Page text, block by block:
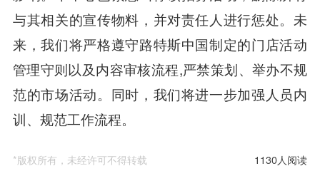
与其相关的宣传物料，并对责任人进行惩处。未
来，我们将严格遵守路特斯中国制定的门店活动
管理守则以及内容审核流程,严禁策划、举办不规
范的市场活动。同时，我们将进一步加强人员内
训、规范工作流程。
*版权所有，未经许可不得转载 1130人阅读